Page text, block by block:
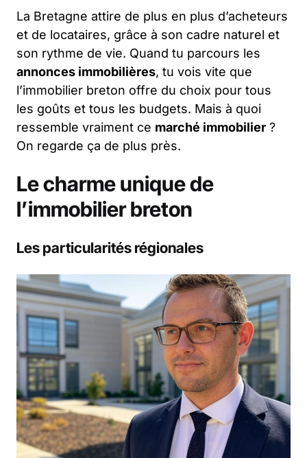
La Bretagne attire de plus en plus d’acheteurs
et de locataires, grâce à son cadre naturel et
son rythme de vie. Quand tu parcours les
annonces immobilières, tu vois vite que
l’immobilier breton offre du choix pour tous
les goûts et tous les budgets. Mais à quoi
ressemble vraiment ce marché immobilier ?
On regarde ça de plus près.
Le charme unique de
l’immobilier breton
Les particularités régionales